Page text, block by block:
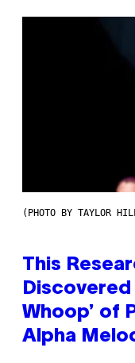
(PHOTO BY TAYLOR
This
Discovered
Whoop’ of
Alpha